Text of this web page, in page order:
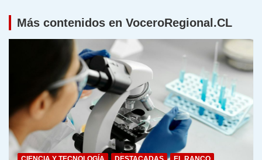
Más contenidos en VoceroRegional.CL